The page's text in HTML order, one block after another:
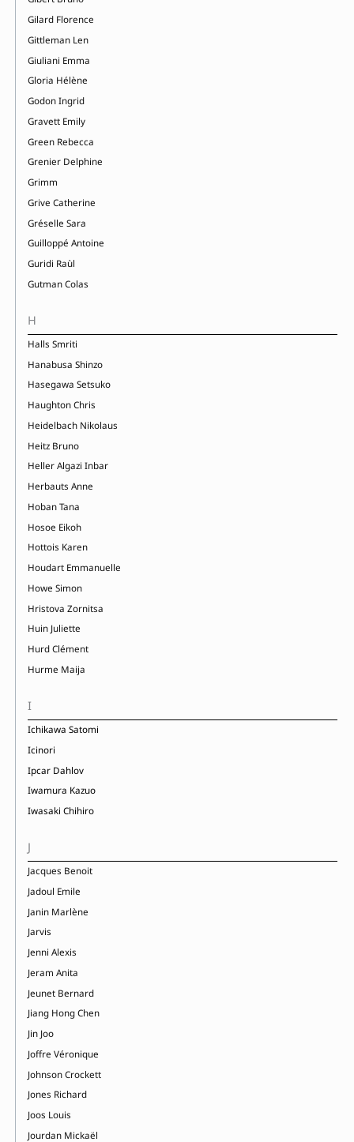
Gilard Florence
Gittleman Len
Giuliani Emma
Gloria Hélène
Godon Ingrid
Gravett Emily
Green Rebecca
Grenier Delphine
Grimm
Grive Catherine
Gréselle Sara
Guilloppé Antoine
Guridi Raùl
Gutman Colas
H
Halls Smriti
Hanabusa Shinzo
Hasegawa Setsuko
Haughton Chris
Heidelbach Nikolaus
Heitz Bruno
Heller Algazi Inbar
Herbauts Anne
Hoban Tana
Hosoe Eikoh
Hottois Karen
Houdart Emmanuelle
Howe Simon
Hristova Zornitsa
Huin Juliette
Hurd Clément
Hurme Maija
I
Ichikawa Satomi
Icinori
Ipcar Dahlov
Iwamura Kazuo
Iwasaki Chihiro
J
Jacques Benoit
Jadoul Emile
Janin Marlène
Jarvis
Jenni Alexis
Jeram Anita
Jeunet Bernard
Jiang Hong Chen
Jin Joo
Joffre Véronique
Johnson Crockett
Jones Richard
Joos Louis
Jourdan Mickaël